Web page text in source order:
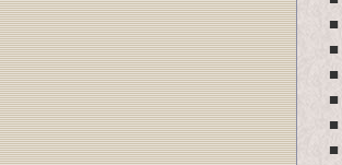
■
■
■
■
■
■